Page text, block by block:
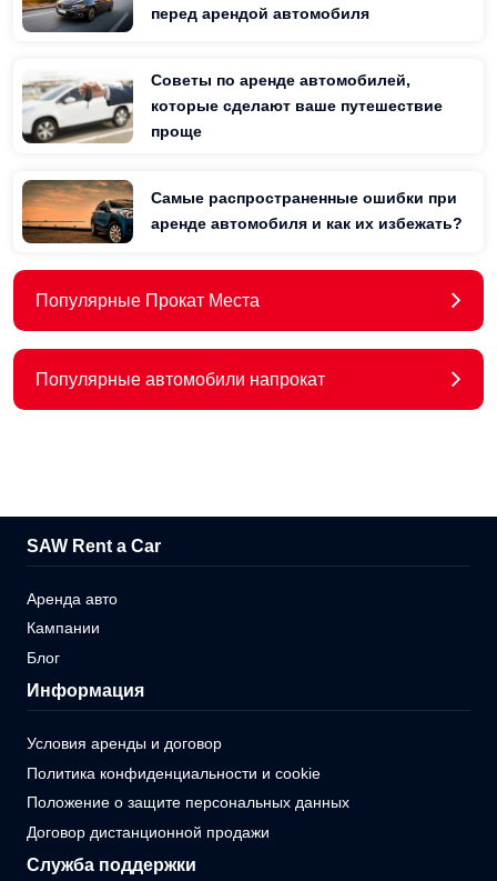
перед арендой автомобиля
Советы по аренде автомобилей,
которые сделают ваше путешествие
проще
Самые распространенные ошибки при
аренде автомобиля и как их избежать?
Популярные Прокат Места
Популярные автомобили напрокат
SAW Rent a Car
Аренда авто
Кампании
Блог
Информация
Условия аренды и договор
Политика конфиденциальности и cookie
Положение о защите персональных данных
Договор дистанционной продажи
Служба поддержки